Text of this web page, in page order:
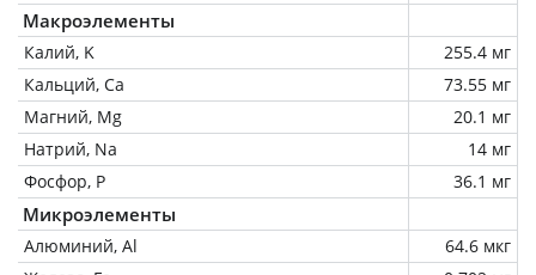
Макроэлементы
Калий, K
255.4 мг
Кальций, Ca
73.55 мг
Магний, Mg
20.1 мг
Натрий, Na
14 мг
Фосфор, P
36.1 мг
Микроэлементы
Алюминий, Al
64.6 мкг